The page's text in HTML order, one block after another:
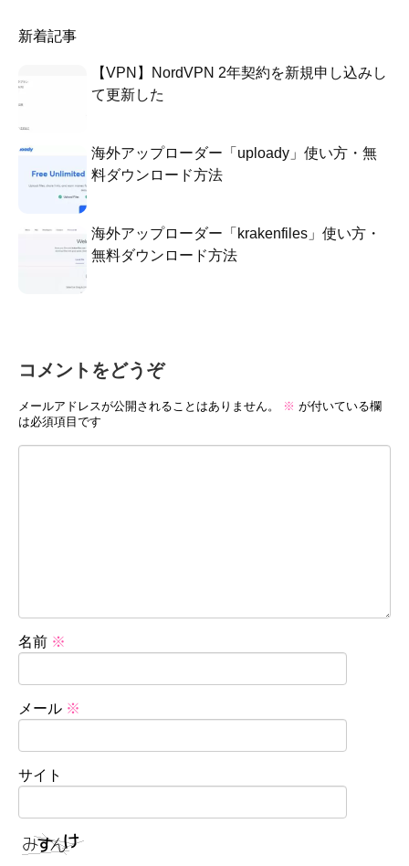
新着記事
【VPN】NordVPN 2年契約を新規申し込みし
て更新した
海外アップローダー「uploady」使い方・無
料ダウンロード方法
海外アップローダー「krakenfiles」使い方・
無料ダウンロード方法
コメントをどうぞ
メールアドレスが公開されることはありません。 ※ が付いている欄
は必須項目です
名前 ※
メール ※
サイト